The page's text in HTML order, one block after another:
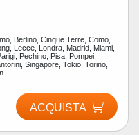
Berlino, Cinque Terre, Como,
Lecce, Londra, Madrid, Miami,
Pechino, Pisa, Pompei,
Singapore, Tokio, Torino,
ACQUISTA